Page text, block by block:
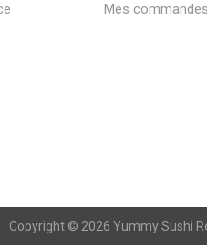
Mes commandes
Copyright © 2026 Yummy Sushi